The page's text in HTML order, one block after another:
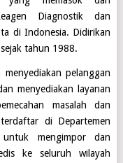
Diagnostik dan
di Indonesia. Didirikan
tahun 1988.
pelanggan
menyediakan layanan
masalah dan
di Departemen
mengimpor dan
ke seluruh wilayah